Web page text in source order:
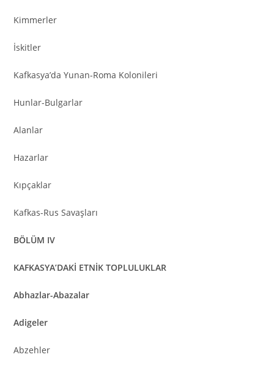
Kimmerler
İskitler
Kafkasya’da Yunan-Roma Kolonileri
Hunlar-Bulgarlar
Alanlar
Hazarlar
Kıpçaklar
Kafkas-Rus Savaşları
BÖLÜM IV
KAFKASYA’DAKİ ETNİK TOPLULUKLAR
Abhazlar-Abazalar
Adigeler
Abzehler